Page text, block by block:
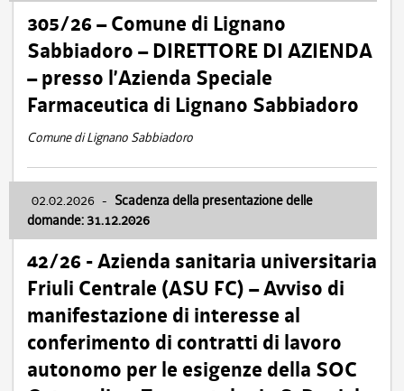
305/26 – Comune di Lignano
Sabbiadoro – DIRETTORE DI AZIENDA
– presso l’Azienda Speciale
Farmaceutica di Lignano Sabbiadoro
Comune di Lignano Sabbiadoro
02.02.2026 - Scadenza della presentazione delle
domande: 31.12.2026
42/26 - Azienda sanitaria universitaria
Friuli Centrale (ASU FC) – Avviso di
manifestazione di interesse al
conferimento di contratti di lavoro
autonomo per le esigenze della SOC